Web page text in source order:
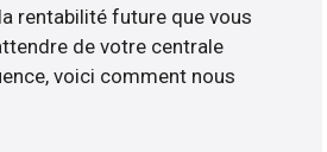
rentabilité future que vous
de votre centrale
voici comment nous